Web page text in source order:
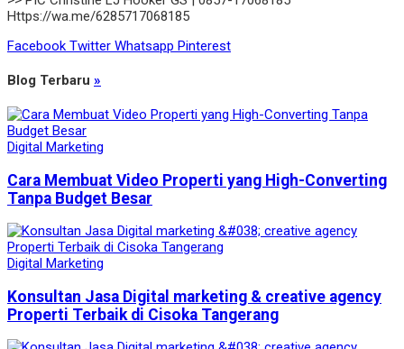
Https://wa.me/6285717068185
Facebook Twitter Whatsapp Pinterest
Blog Terbaru »
Digital Marketing
Cara Membuat Video Properti yang High-Converting
Tanpa Budget Besar
Digital Marketing
Konsultan Jasa Digital marketing & creative agency
Properti Terbaik di Cisoka Tangerang